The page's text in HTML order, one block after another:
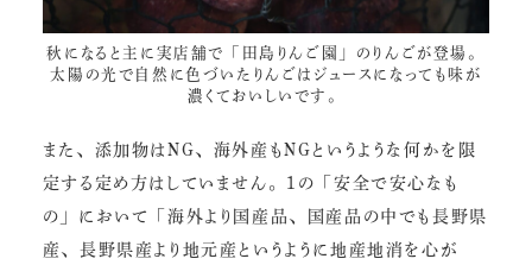
秋になると主に実店舗で「田島りんご園」のりんごが登場。
太陽の光で自然に色づいたりんごは ジュース になっても味が
濃くておいしいです。
また、添加物はNG、海外産もNGというような何かを限
定する定め方はしていません。1の「安全で安心なも
の」において「海外より国産品、国産品の中でも長野県
産、長野県産より地元産というように地産地消を心が